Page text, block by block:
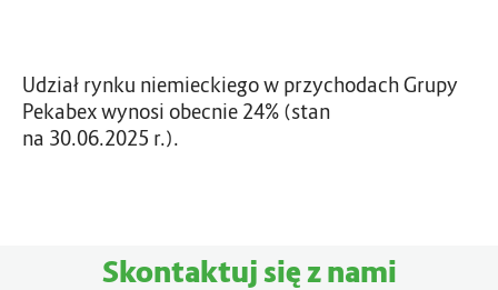
Udział rynku niemieckiego w przychodach Grupy
Pekabex wynosi obecnie 24% (stan
na 30.06.2025 r.).
Skontaktuj się z nami